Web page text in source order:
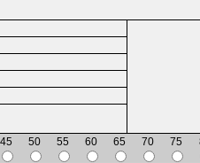
45 50 55 60 65 70 75